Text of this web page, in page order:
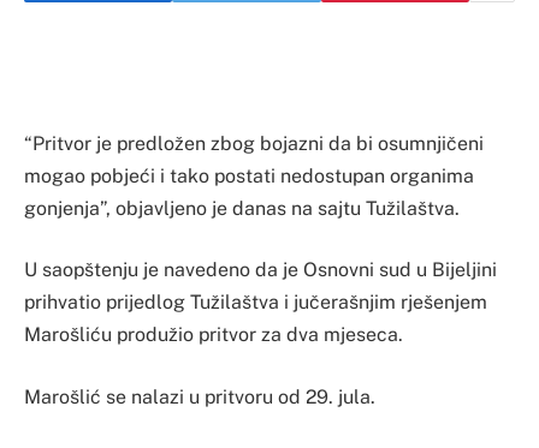
“Pritvor je predložen zbog bojazni da bi osumnjičeni
mogao pobjeći i tako postati nedostupan organima
gonjenja”, objavljeno je danas na sajtu Tužilaštva.
U saopštenju je navedeno da je Osnovni sud u Bijeljini
prihvatio prijedlog Tužilaštva i jučerašnjim rješenjem
Marošliću produžio pritvor za dva mjeseca.
Marošlić se nalazi u pritvoru od 29. jula.